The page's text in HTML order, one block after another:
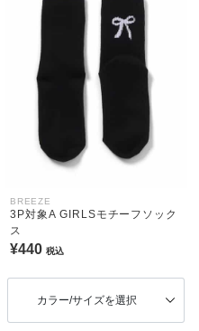
BREEZE
3P対象A GIRLSモチーフソック
ス
¥440 税込
カラー/サイズを選択